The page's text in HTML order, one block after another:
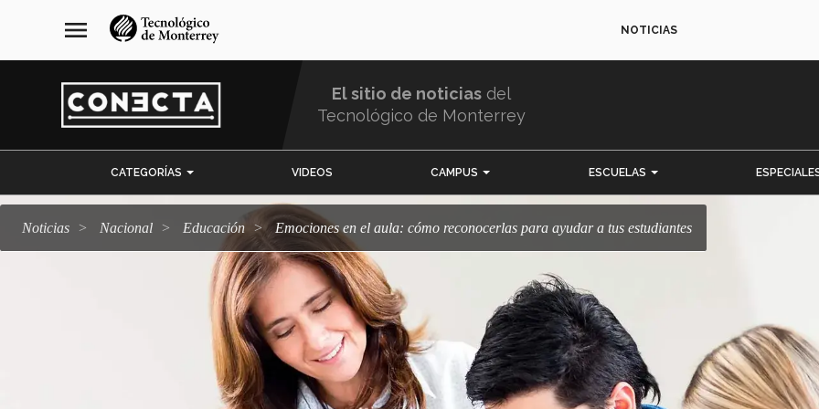
navegación
principal
menu NOTICIAS
El sitio de noticias del
Tecnológico de Monterrey
CATEGORÍAS VIDEOS CAMPUS ESCUELAS
Noticias Nacional Educación Emociones en el aula: cómo reconocerlas para ayudar a tus estudiantes